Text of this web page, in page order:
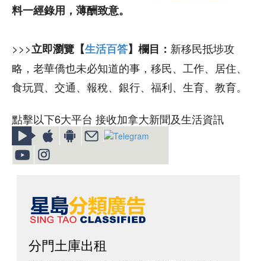
料一經錄用，薄酬致意。
>>>立即瀏覽【生活百答】欄目： 新移民抵埗攻
略，老華僑也未必知道的事，移民、工作、居住、
食玩買、交通、報稅、銀行、福利、生育、教育。
點擊以下6大平台 接收加拿大新聞及生活資訊